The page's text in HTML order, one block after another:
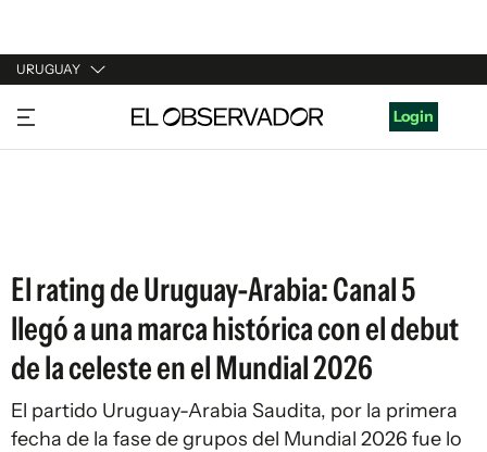
URUGUAY
URUGUAY
ARGENTINA
Login
El rating de Uruguay-Arabia: Canal 5
llegó a una marca histórica con el debut
de la celeste en el Mundial 2026
El partido Uruguay-Arabia Saudita, por la primera
fecha de la fase de grupos del Mundial 2026 fue lo